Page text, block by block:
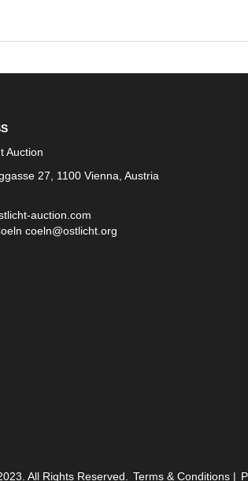
Auction
27, 1100 Vienna, Austria
auction.com
coeln@ostlicht.org
All Rights Reserved. Terms & Conditions|